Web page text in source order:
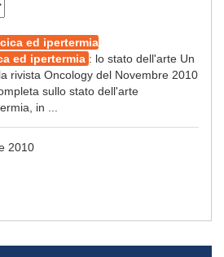
ed ipertermia
ed ipertermia : lo stato dell'arte Un
rivista Oncology del Novembre 2010
sullo stato dell'arte
in ...
2010